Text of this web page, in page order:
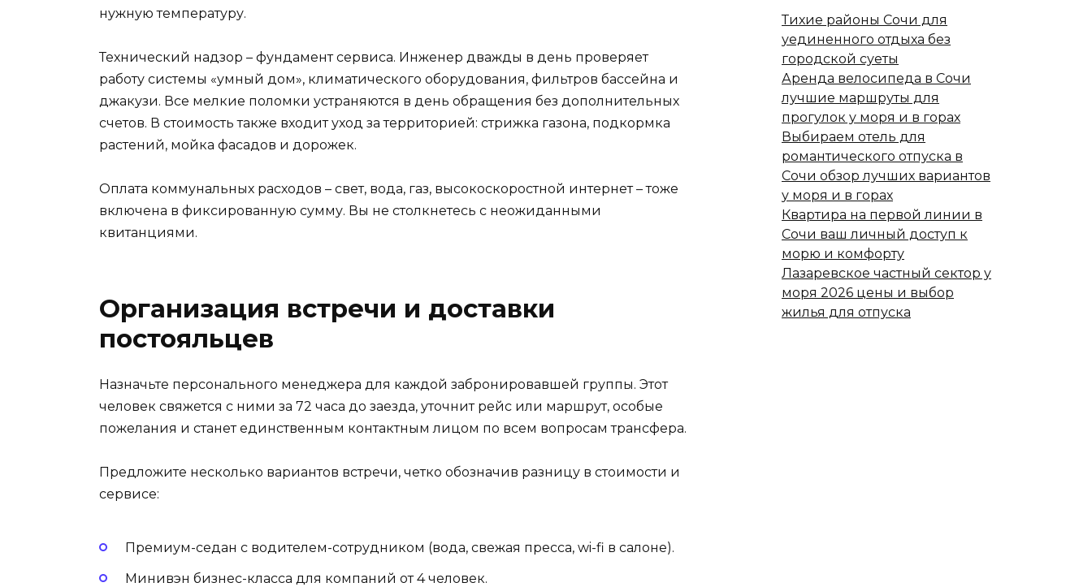
нужную температуру.
Технический надзор – фундамент сервиса. Инженер дважды в день проверяет
работу системы «умный дом», климатического оборудования, фильтров бассейна и
джакузи. Все мелкие поломки устраняются в день обращения без дополнительных
счетов. В стоимость также входит уход за территорией: стрижка газона, подкормка
растений, мойка фасадов и дорожек.
Оплата коммунальных расходов – свет, вода, газ, высокоскоростной интернет – тоже
включена в фиксированную сумму. Вы не столкнетесь с неожиданными
квитанциями.
Организация встречи и доставки
постояльцев
Назначьте персонального менеджера для каждой забронировавшей группы. Этот
человек свяжется с ними за 72 часа до заезда, уточнит рейс или маршрут, особые
пожелания и станет единственным контактным лицом по всем вопросам трансфера.
Предложите несколько вариантов встречи, четко обозначив разницу в стоимости и
сервисе:
Премиум-седан с водителем-сотрудником (вода, свежая пресса, wi-fi в салоне).
Минивэн бизнес-класса для компаний от 4 человек.
Тихие районы Сочи для
уединенного отдыха без
городской суеты
Аренда велосипеда в Сочи
лучшие маршруты для
прогулок у моря и в горах
Выбираем отель для
романтического отпуска в
Сочи обзор лучших вариантов
у моря и в горах
Квартира на первой линии в
Сочи ваш личный доступ к
морю и комфорту
Лазаревское частный сектор у
моря 2026 цены и выбор
жилья для отпуска